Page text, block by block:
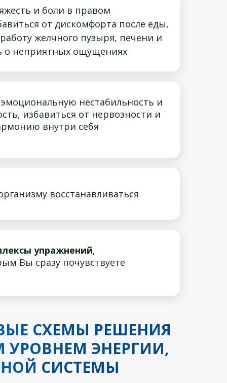
восстанавливаться
нестабильность и
избавиться от нервозности и
внутри себя
и боли в правом
от дискомфорта после еды,
желчного пузыря, печени и
о неприятных ощущениях
СХЕМЫ РЕШЕНИЯ
ЭНЕРГИИ,
СИСТЕМЫ
упражнений,
Вы сразу почувствуете